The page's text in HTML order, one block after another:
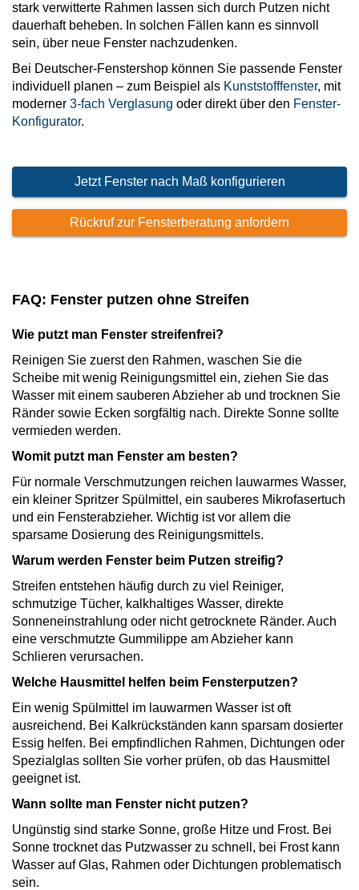
stark verwitterte Rahmen lassen sich durch Putzen nicht
dauerhaft beheben. In solchen Fällen kann es sinnvoll
sein, über neue Fenster nachzudenken.
Bei Deutscher-Fenstershop können Sie passende Fenster
individuell planen – zum Beispiel als Kunststofffenster, mit
moderner 3-fach Verglasung oder direkt über den Fenster-
Konfigurator.
Jetzt Fenster nach Maß konfigurieren
Rückruf zur Fensterberatung anfordern
FAQ: Fenster putzen ohne Streifen
Wie putzt man Fenster streifenfrei?
Reinigen Sie zuerst den Rahmen, waschen Sie die
Scheibe mit wenig Reinigungsmittel ein, ziehen Sie das
Wasser mit einem sauberen Abzieher ab und trocknen Sie
Ränder sowie Ecken sorgfältig nach. Direkte Sonne sollte
vermieden werden.
Womit putzt man Fenster am besten?
Für normale Verschmutzungen reichen lauwarmes Wasser,
ein kleiner Spritzer Spülmittel, ein sauberes Mikrofasertuch
und ein Fensterabzieher. Wichtig ist vor allem die
sparsame Dosierung des Reinigungsmittels.
Warum werden Fenster beim Putzen streifig?
Streifen entstehen häufig durch zu viel Reiniger,
schmutzige Tücher, kalkhaltiges Wasser, direkte
Sonneneinstrahlung oder nicht getrocknete Ränder. Auch
eine verschmutzte Gummilippe am Abzieher kann
Schlieren verursachen.
Welche Hausmittel helfen beim Fensterputzen?
Ein wenig Spülmittel im lauwarmen Wasser ist oft
ausreichend. Bei Kalkrückständen kann sparsam dosierter
Essig helfen. Bei empfindlichen Rahmen, Dichtungen oder
Spezialglas sollten Sie vorher prüfen, ob das Hausmittel
geeignet ist.
Wann sollte man Fenster nicht putzen?
Ungünstig sind starke Sonne, große Hitze und Frost. Bei
Sonne trocknet das Putzwasser zu schnell, bei Frost kann
Wasser auf Glas, Rahmen oder Dichtungen problematisch
sein.